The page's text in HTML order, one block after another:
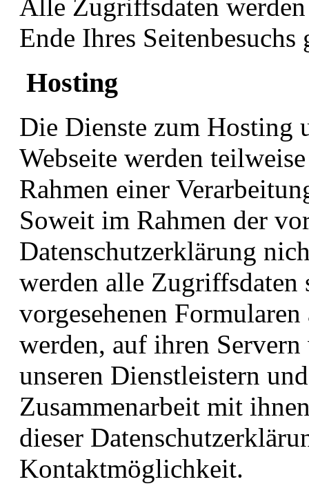
Alle Zugriffsdaten werden
Ende Ihres Seitenbesuchs
Hosting
Die Dienste zum Hosting
Webseite werden
Rahmen einer
Soweit im Rahmen der
Datenschutzerklärung
werden alle
vorgesehenen
werden, auf ihren
unseren Dienstleistern
Zusammenarbeit mit
dieser
Kontaktmöglichkeit.